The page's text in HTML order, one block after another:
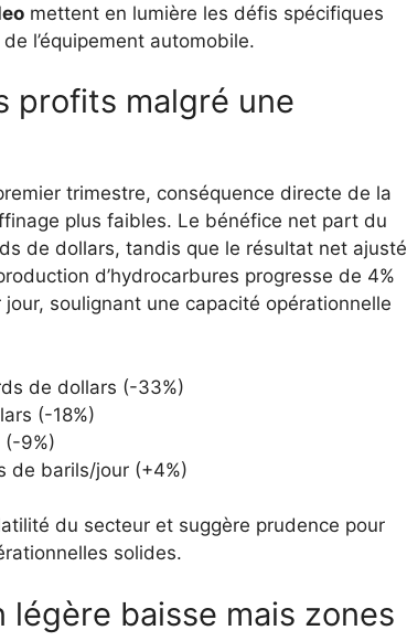
mettent en lumière les défis spécifiques
l’équipement automobile.
profits malgré une
trimestre, conséquence directe de la
plus faibles. Le bénéfice net part du
de dollars, tandis que le résultat net ajusté
d’hydrocarbures progresse de 4%
soulignant une capacité opérationnelle
de dollars (-33%)
(-18%)
(-9%)
de barils/jour (+4%)
du secteur et suggère prudence pour
solides.
légère baisse mais zones